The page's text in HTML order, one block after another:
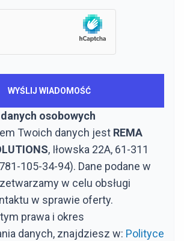
osobowych
Twoich danych jest REMA
, Iłowska 22A, 61-311
105-34-94). Dane podane w
w celu obsługi
w sprawie oferty.
prawa i okres
danych, znajdziesz w: Polityce